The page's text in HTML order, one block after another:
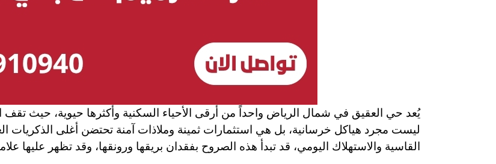
يُعد حي العقيق في شمال الرياض واحداً من أرقى الأحياء السكنية وأكثرها حيوية، حيث تقف
ليست مجرد هياكل خرسانية، بل هي استثمارات ثمينة وملاذات آمنة تحتضن أغلى الذكريات
القاسية والاستهلاك اليومي، قد تبدأ هذه الصروح بفقدان بريقها ورونقها، وقد تظهر عليها